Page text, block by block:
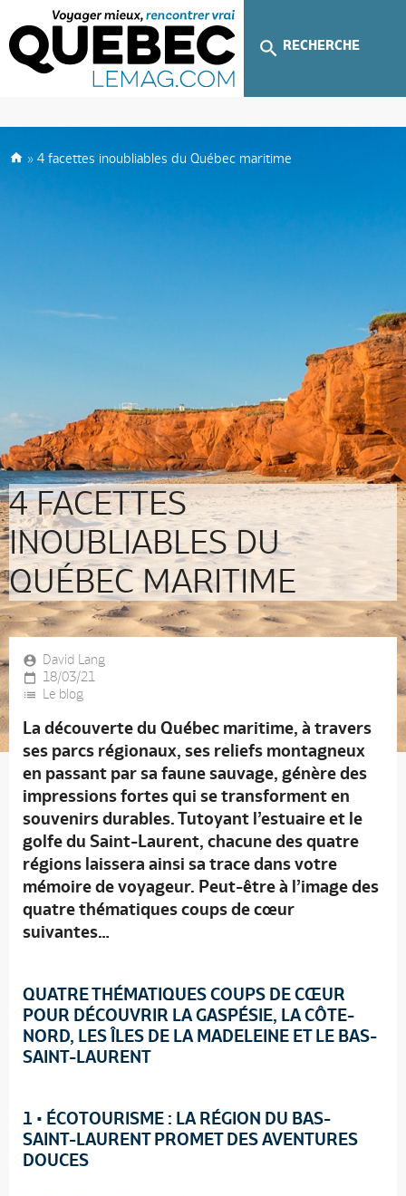
RECHERCHE
» 4 facettes inoubliables du Québec maritime
4 FACETTES
INOUBLIABLES DU
QUÉBEC MARITIME
David Lang
18/03/21
Le blog
La découverte du Québec maritime, à travers
ses parcs régionaux, ses reliefs montagneux
en passant par sa faune sauvage, génère des
impressions fortes qui se transforment en
souvenirs durables. Tutoyant l’estuaire et le
golfe du Saint-Laurent, chacune des quatre
régions laissera ainsi sa trace dans votre
mémoire de voyageur. Peut-être à l’image des
quatre thématiques coups de cœur
suivantes…
QUATRE THÉMATIQUES COUPS DE CŒUR
POUR DÉCOUVRIR LA GASPÉSIE, LA CÔTE-
NORD, LES ÎLES DE LA MADELEINE ET LE BAS-
SAINT-LAURENT
1 • ÉCOTOURISME : LA RÉGION DU BAS-
SAINT-LAURENT PROMET DES AVENTURES
DOUCES